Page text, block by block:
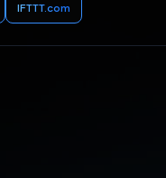
IFTTT.com